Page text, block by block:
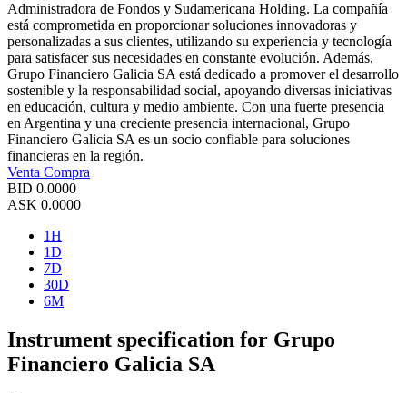
Administradora de Fondos y Sudamericana Holding. La compañía
está comprometida en proporcionar soluciones innovadoras y
personalizadas a sus clientes, utilizando su experiencia y tecnología
para satisfacer sus necesidades en constante evolución. Además,
Grupo Financiero Galicia SA está dedicado a promover el desarrollo
sostenible y la responsabilidad social, apoyando diversas iniciativas
en educación, cultura y medio ambiente. Con una fuerte presencia
en Argentina y una creciente presencia internacional, Grupo
Financiero Galicia SA es un socio confiable para soluciones
financieras en la región.
Venta Compra
BID 0.0000
ASK 0.0000
1H
1D
7D
30D
6M
Instrument specification for Grupo
Financiero Galicia SA